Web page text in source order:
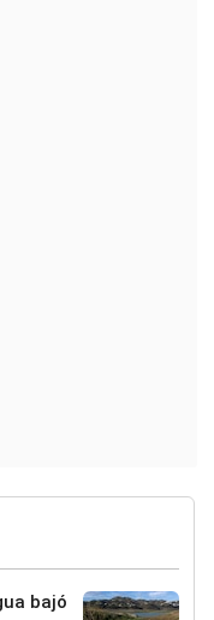
bajó